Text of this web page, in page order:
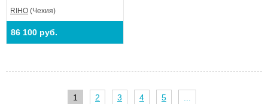
RIHO (Чехия)
86 100 руб.
1 2 3 4 5